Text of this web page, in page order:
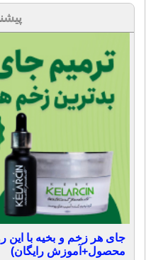
محصول+آموزش رایگان)